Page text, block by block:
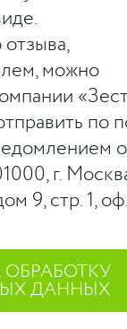
можно
по
о
г.
9, стр. 1,
ДАННЫХ